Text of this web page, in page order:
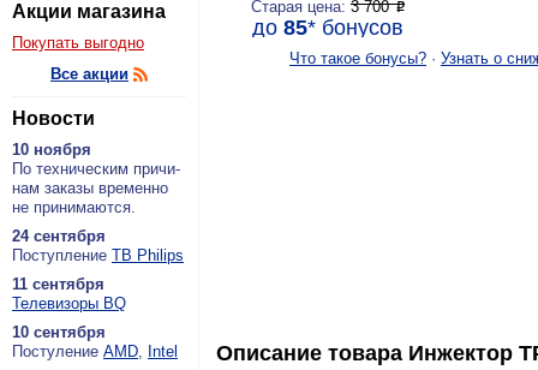
Акции магазина
Покупать выгодно
Все акции
Новости
10 ноября
По тех­ни­че­ским при­чи­
нам за­ка­зы вре­мен­но
не при­ни­ма­ют­ся.
24 сентября
По­ступ­ле­ние ТВ Philips
11 сентября
Теле­ви­зо­ры BQ
10 сентября
По­сту­ле­ние AMD, Intel
Старая цена: 3 700P
до 85*бонусов
Что такое бонусы? · Узнать о
Описание товара Инжектор